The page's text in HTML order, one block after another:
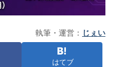
執筆・運営： じぇい
はてブ